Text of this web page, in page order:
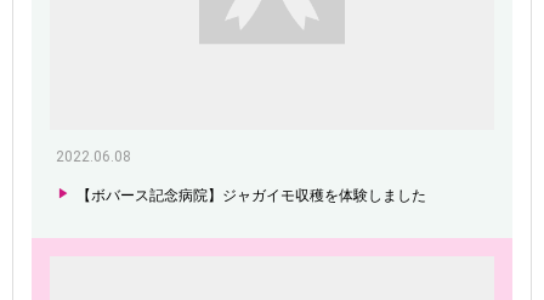
2022.06.08
【ボバース記念病院】ジャガイモ収穫を体験しました